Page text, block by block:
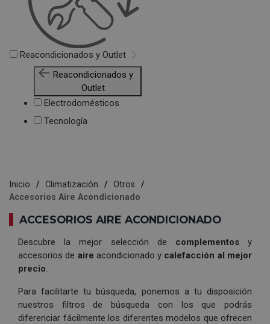
Reacondicionados y Outlet
Reacondicionados y
Outlet
Electrodomésticos
Tecnología
Inicio Climatización
Otros
Accesorios Aire Acondicionado
ACCESORIOS AIRE ACONDICIONADO
Descubre la mejor selección de complementosy
accesorios de aire acondicionado y calefacción al mejor
precio.
Para facilitarte tu búsqueda, ponemos a tu disposición
nuestros filtros de búsqueda con los que podrás
diferenciar fácilmente los diferentes modelos que ofrecen